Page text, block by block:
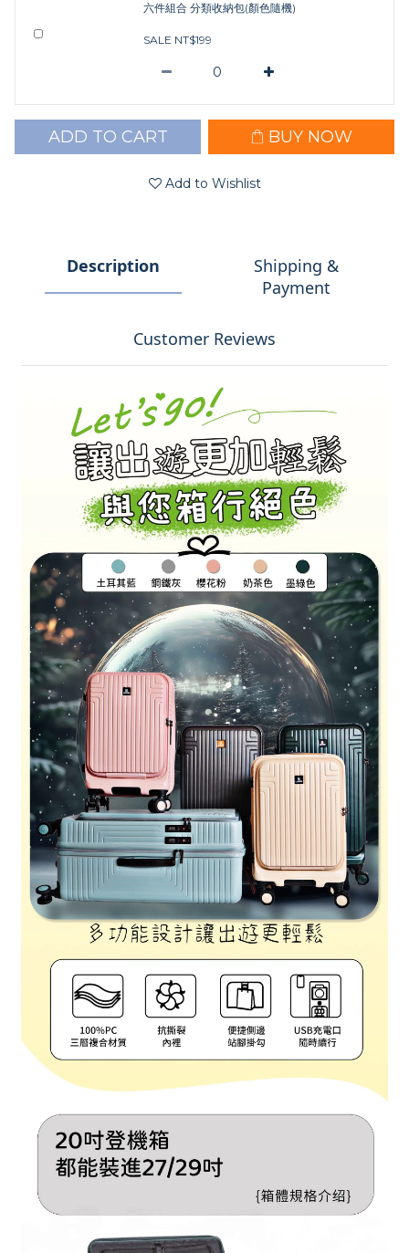
六件組合 分類收納包(顏色隨機)
SALE NT$199
ADD TO CART BUY NOW
Add to Wishlist
Description
Shipping &
Payment
Customer Reviews